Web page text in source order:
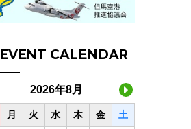
EVENT CALENDAR
2026年8月
月 火 水 木 金 土